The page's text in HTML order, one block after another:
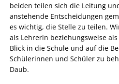
beiden teilen sich die Leitung
anstehende Entscheidungen
es wichtig, die Stelle zu teilen.
als Lehrerin beziehungsweise
Blick in die Schule und auf die
Schülerinnen und Schüler zu
Daub.